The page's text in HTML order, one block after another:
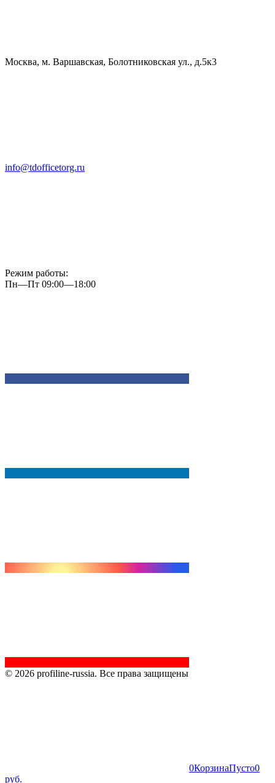
Москва, м. Варшавская, Болотниковская ул., д.5к3
info@tdofficetorg.ru
Режим работы:
Пн—Пт 09:00—18:00
© 2026 profiline-russia. Все права защищены
0КорзинаПусто0
руб.